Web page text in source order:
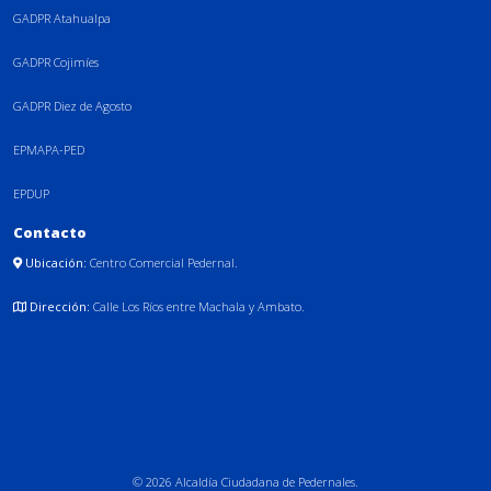
GADPR Atahualpa
GADPR Cojimíes
GADPR Diez de Agosto
EPMAPA-PED
EPDUP
Contacto
Ubicación: Centro Comercial Pedernal.
Dirección: Calle Los Ríos entre Machala y Ambato.
© 2026 Alcaldía Ciudadana de Pedernales.